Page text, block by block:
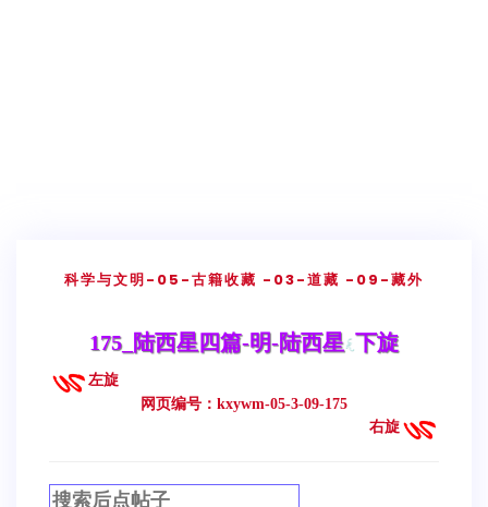
科学与文明-05-古籍收藏 -03-道藏 -09-藏外
175_陆西星四篇-明-陆西星 下旋
左旋
网页编号：kxywm-05-3-09-175
右旋